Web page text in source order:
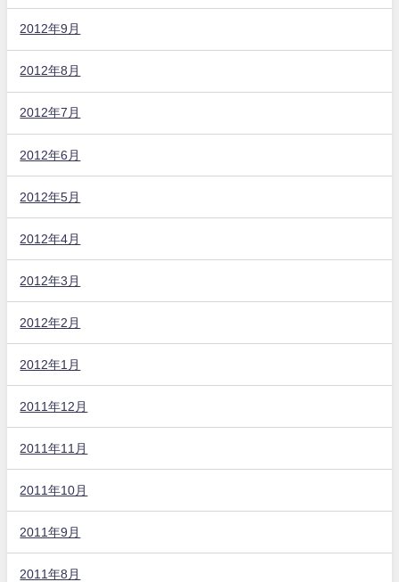
2012年9月
2012年8月
2012年7月
2012年6月
2012年5月
2012年4月
2012年3月
2012年2月
2012年1月
2011年12月
2011年11月
2011年10月
2011年9月
2011年8月